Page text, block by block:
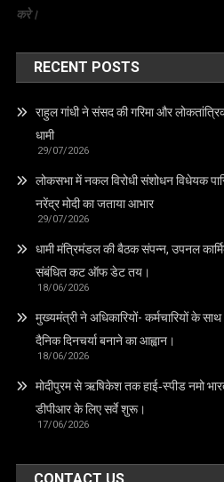
करे।
RECENT POSTS
राहुल गांधी ने संसद की गरिमा और
धामी
29/07/2026
लोकसभा में नकल विरोधी संशोधन विधेयक
नरेंद्र मोदी का जताया आभार
29/07/2026
धामी मंत्रिमंडल की बैठक संपन्न, उपनल
संबंधित कट ऑफ डेट तय।
18/06/2026
मुख्यमंत्री ने अधिकारियों- कर्मचारियों के
दैनिक दिनचर्या बनाने का आह्वान।
18/06/2026
मोदीपुरम से ऋषिकेश तक हाई‑स्पीड नमो
डीपीआर के लिए सर्वे शुरू।
17/06/2026